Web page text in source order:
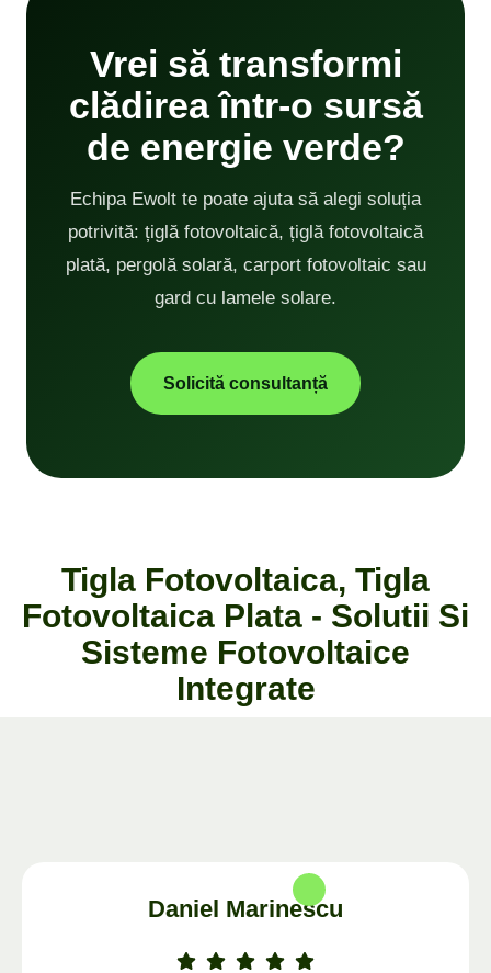
Vrei să transformi
clădirea într-o sursă
de energie verde?
Echipa Ewolt te poate ajuta să alegi soluția
potrivită: țiglă fotovoltaică, țiglă fotovoltaică
plată, pergolă solară, carport fotovoltaic sau
gard cu lamele solare.
Solicită consultanță
Tigla Fotovoltaica, Tigla
Fotovoltaica Plata - Solutii Si
Sisteme Fotovoltaice
Integrate
Daniel Marinescu